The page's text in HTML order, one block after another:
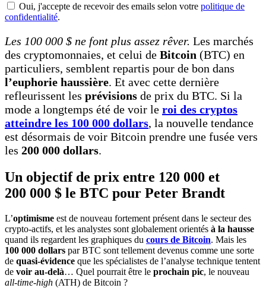
Oui, j'accepte de recevoir des emails selon votre politique de
confidentialité.
Les 100 000 $ ne font plus assez rêver. Les marchés
des cryptomonnaies, et celui de Bitcoin (BTC) en
particuliers, semblent repartis pour de bon dans
l’euphorie haussière. Et avec cette dernière
refleurissent les prévisions de prix du BTC. Si la
mode a longtemps été de voir le roi des cryptos
atteindre les 100 000 dollars, la nouvelle tendance
est désormais de voir Bitcoin prendre une fusée vers
les 200 000 dollars.
Un objectif de prix entre 120 000 et
200 000 $ le BTC pour Peter Brandt
L’optimisme est de nouveau fortement présent dans le secteur des
crypto-actifs, et les analystes sont globalement orientés à la hausse
quand ils regardent les graphiques du cours de Bitcoin. Mais les
100 000 dollars par BTC sont tellement devenus comme une sorte
de quasi-évidence que les spécialistes de l’analyse technique tentent
de voir au-delà… Quel pourrait être le prochain pic, le nouveau
all-time-high (ATH) de Bitcoin ?